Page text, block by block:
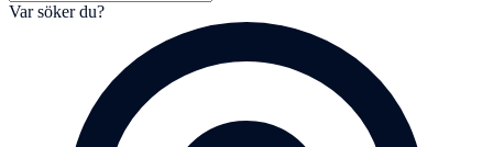
Var söker du?